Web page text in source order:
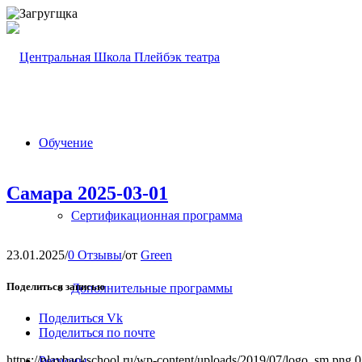
Обучение
Сертификационная программа
Дополнительные программы
Самара 2025-03-01
23.01.2025/0 Отзывы/от Green
Поделиться записью
Поделиться Vk
Поделиться по почте